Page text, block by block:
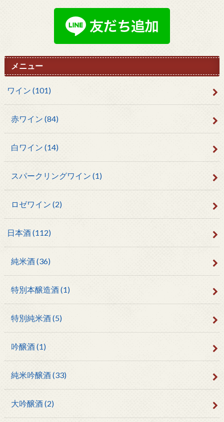
メニュー
ワイン (101)
赤ワイン (84)
白ワイン (14)
スパークリングワイン (1)
ロゼワイン (2)
日本酒(112)
純米酒(36)
特別本醸造酒(1)
特別純米酒(5)
吟醸酒(1)
純米吟醸酒(33)
大吟醸酒(2)